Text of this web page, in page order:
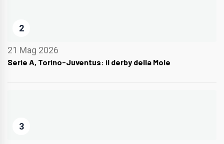
2
21 Mag 2026
Serie A, Torino-Juventus: il derby della Mole
3